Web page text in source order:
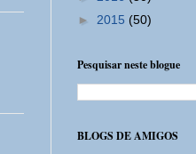
► 2015 (50)
Pesquisar neste blogue
BLOGS DE AMIGOS